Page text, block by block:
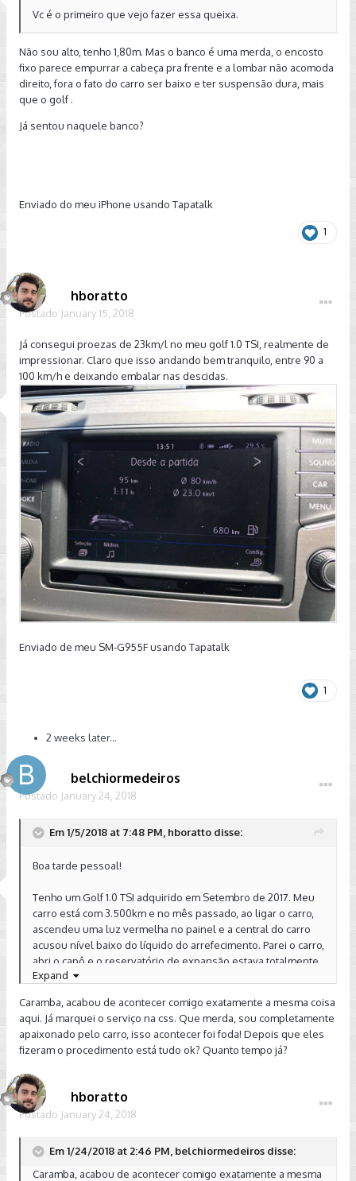
Vc é o primeiro que vejo fazer essa queixa.
Não sou alto, tenho 1,80m. Mas o banco é uma merda, o encosto
fixo parece empurrar a cabeça pra frente e a lombar não acomoda
direito, fora o fato do carro ser baixo e ter suspensão dura, mais
que o golf .
Já sentou naquele banco?
Enviado do meu iPhone usando Tapatalk
1
hboratto
Postado January 15, 2018
Já consegui proezas de 23km/l no meu golf 1.0 TSI, realmente de
impressionar. Claro que isso andando bem tranquilo, entre 90 a
100 km/h e deixando embalar nas descidas.
Enviado de meu SM-G955F usando Tapatalk
1
2 weeks later...
belchiormedeiros
Postado January 24, 2018
Em 1/5/2018 at 7:48 PM, hboratto disse:
Boa tarde pessoal!
Tenho um Golf 1.0 TSI adquirido em Setembro de 2017. Meu
carro está com 3.500km e no mês passado, ao ligar o carro,
ascendeu uma luz vermelha no painel e a central do carro
acusou nível baixo do líquido do arrefecimento. Parei o carro,
abri o capô e o reservatório de expansão estava totalmente
vazio. Ao abrir a tampa, deu um barulho de descompressão
Completei com uma quantidade bem pequena de água só
para ficar entre o nivel máximo e mínimo e fiquei
observando por alguns dias e tudo ok, sem problemas.
Passadas 2 semanas, novamente ao ligar o carro o mesmo
aviso, e a mesma situação do reservatório vazio. Abri
novamente a tampa e voltou ao nível acima do máximo. Não
me preocupei, fechei novamente e continuei o uso,
verificando que com o uso ele voltava ao nível normal. Já
baixo, e todas as vezes ao abrir a tampa havia a
descompressão com o retorno do líquido.
Expand
Caramba, acabou de acontecer comigo exatamente a mesma coisa
aqui. Já marquei o serviço na css. Que merda, sou completamente
apaixonado pelo carro, isso acontecer foi foda! Depois que eles
fizeram o procedimento está tudo ok? Quanto tempo já?
hboratto
Postado January 24, 2018
Em 1/24/2018 at 2:46 PM, belchiormedeiros disse:
Caramba, acabou de acontecer comigo exatamente a mesma